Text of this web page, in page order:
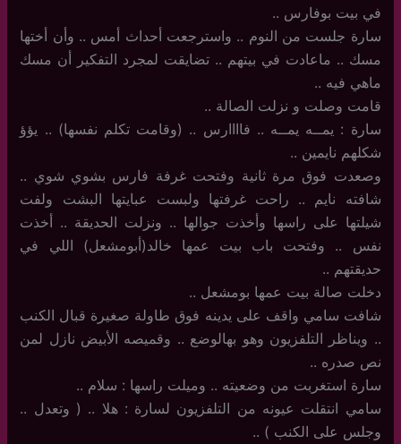
في بيت بوفارس ..
سارة جلست من النوم .. واسترجعت أحداث أمس .. وأن أختها
مسك .. ماعادت في بيتهم .. تضايقت لمجرد التفكير أن مسك
ماهي فيه ..
قامت وصلت و نزلت الصالة ..
سارة : يمــه يمــه .. فاااارس .. (وقامت تكلم نفسها) .. يؤؤ
شكلهم نايمين ..
وصعدت فوق مرة ثانية وفتحت غرفة فارس بشوي شوي ..
شافته نايم .. راحت غرفتها ولبست عبايتها البشت ولفت
شيلتها على راسها وأخذت جوالها .. ونزلت الحديقة .. أخذت
نفس .. وفتحت باب بيت عمها خالد(أبومشعل) اللي في
حديقتهم ..
دخلت صالة بيت عمها بومشعل ..
شافت سامي واقف على يدينه فوق طاولة صغيرة قبال الكنب
.. ويناظر التلفزيون وهو بهالوضع .. وقميصه الأبيض نازل لمن
نص صدره ..
سارة استغربت من وضعيته .. وميلت راسها : سلام ..
سامي انتقلت عيونه من التلفزيون لسارة : هلا .. ( وتعدل ..
وجلس على الكنب ) ..